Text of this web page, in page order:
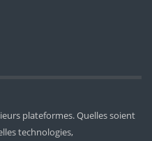
plateformes. Quelles soient
technologies,